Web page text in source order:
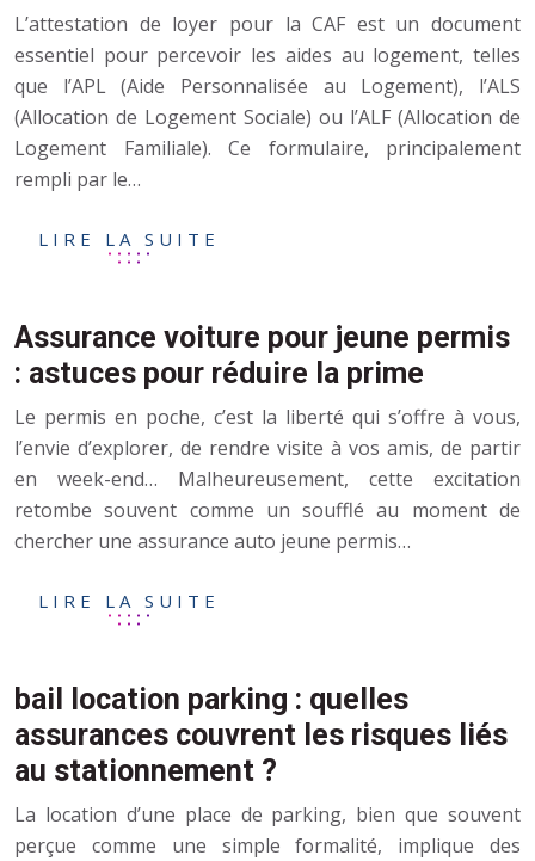
L’attestation de loyer pour la CAF est un document
essentiel pour percevoir les aides au logement, telles
que l’APL (Aide Personnalisée au Logement), l’ALS
(Allocation de Logement Sociale) ou l’ALF (Allocation de
Logement Familiale). Ce formulaire, principalement
rempli par le…
LIRE LA SUITE
Assurance voiture pour jeune permis
: astuces pour réduire la prime
Le permis en poche, c’est la liberté qui s’offre à vous,
l’envie d’explorer, de rendre visite à vos amis, de partir
en week-end… Malheureusement, cette excitation
retombe souvent comme un soufflé au moment de
chercher une assurance auto jeune permis…
LIRE LA SUITE
bail location parking : quelles
assurances couvrent les risques liés
au stationnement ?
La location d’une place de parking, bien que souvent
perçue comme une simple formalité, implique des